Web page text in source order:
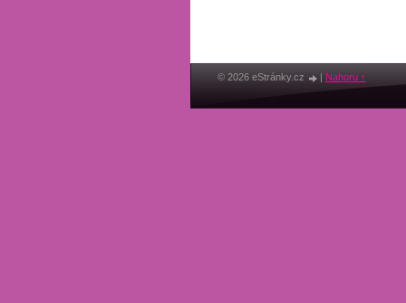
© 2026 eStránky.cz | Nahoru ↑